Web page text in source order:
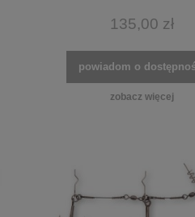
135,00 zł
powiadom o
zobacz więcej